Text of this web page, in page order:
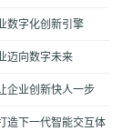
数字化创新引擎
迈向数字未来
企业创新快人一步
造下一代智能交互体